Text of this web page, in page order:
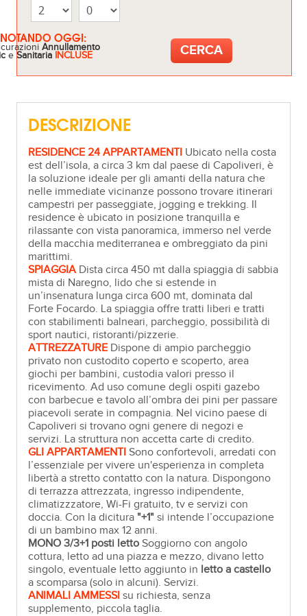
OGGI:
Annullamento
eSanitaria INCLUSE
DESCRIZIONE
RESIDENCE 24 APPARTAMENTI Ubicato nella costa
est dell’isola, a circa 3 km dal paese di Capoliveri, è
la soluzione ideale per gli amanti della natura che
nelle immediate vicinanze possono trovare itinerari
campestri per passeggiate, jogging e trekking. Il
residence è ubicato in posizione tranquilla e
rilassante con vista panoramica, immerso nel verde
della macchia mediterranea e ombreggiato da pini
marittimi.
SPIAGGIA Dista circa 450 mt dalla spiaggia di sabbia
mista di Naregno, lido che si estende in
un’insenatura lunga circa 600 mt, dominata dal
Forte Focardo. La spiaggia offre tratti liberi e tratti
con stabilimenti balneari, parcheggio, possibilità di
sport nautici, ristoranti/pizzerie.
ATTREZZATURE Dispone di ampio parcheggio
privato non custodito coperto e scoperto, area
giochi per bambini, custodia valori presso il
ricevimento. Ad uso comune degli ospiti gazebo
con barbecue e tavolo all’ombra dei pini per passare
piacevoli serate in compagnia. Nel vicino paese di
Capoliveri si trovano ogni genere di negozi e
servizi. La struttura non accetta carte di credito.
GLI APPARTAMENTI Sono confortevoli, arredati con
l’essenziale per vivere un'esperienza in completa
libertà a stretto contatto con la natura. Dispongono
di terrazza attrezzata, ingresso indipendente,
climatizzzatore, Wi-Fi gratuito, tv e servizi con
doccia. Con la dicitura "+1" si intende l’occupazione
di un bambino max 12 anni.
MONO 3/3+1 posti letto Soggiorno con angolo
cottura, letto ad una piazza e mezzo, divano letto
singolo, eventuale letto aggiunto in letto a castello
a scomparsa (solo in alcuni). Servizi.
ANIMALI AMMESSI su richiesta, senza
supplemento, piccola taglia.